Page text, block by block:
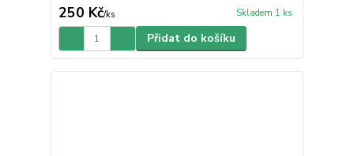
250 Kč/ks Skladem 1 ks
Přidat do košíku